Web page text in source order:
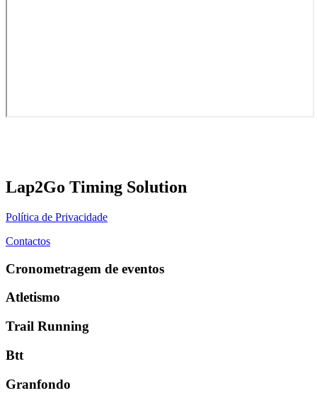
Lap2Go Timing Solution
Política de Privacidade
Contactos
Cronometragem de eventos
Atletismo
Trail Running
Btt
Granfondo